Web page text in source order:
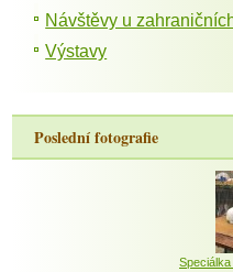
Návštěvy u
Výstavy
Poslední fotografie